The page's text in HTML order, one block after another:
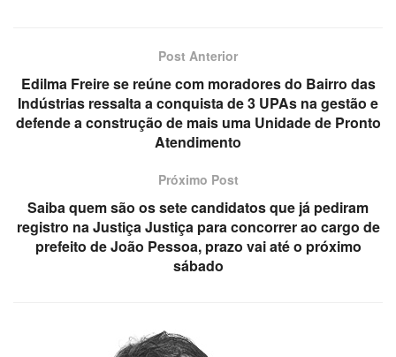
Post Anterior
Edilma Freire se reúne com moradores do Bairro das
Indústrias ressalta a conquista de 3 UPAs na gestão e
defende a construção de mais uma Unidade de Pronto
Atendimento
Próximo Post
Saiba quem são os sete candidatos que já pediram
registro na Justiça Justiça para concorrer ao cargo de
prefeito de João Pessoa, prazo vai até o próximo
sábado